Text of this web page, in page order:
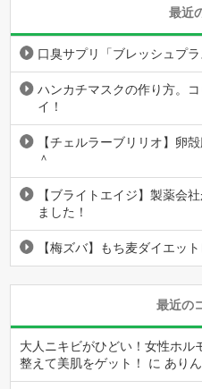
最近
口臭サプリ「ブレッシュプ
ハンカチマスクの作り方。
イ！
【チェルラーブリリオ】卵
＾
【ブライトエイジ】製薬会
ました！
【梅ズバ】もち麦ダイエッ
最近の
大人ニキビがひどい！女性ホル
整えて美肌をゲット！
に ありん